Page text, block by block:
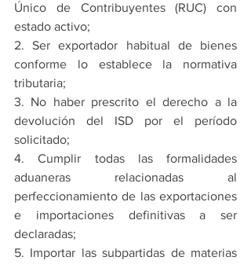
Único de Contribuyentes (RUC) con
estado activo;
2. Ser exportador habitual de bienes
conforme lo establece la normativa
tributaria;
3. No haber prescrito el derecho a la
devolución del ISD por el período
solicitado;
4. Cumplir todas las formalidades
aduaneras relacionadas al
perfeccionamiento de las exportaciones
e importaciones definitivas a ser
declaradas;
5. Importar las subpartidas de materias